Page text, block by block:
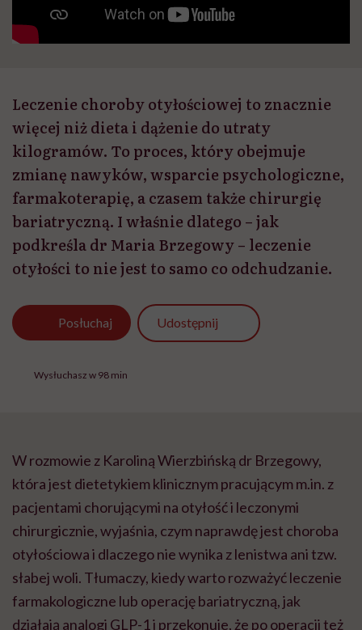
Leczenie choroby otyłościowej to znacznie
więcej niż dieta i dążenie do utraty
kilogramów. To proces, który obejmuje
zmianę nawyków, wsparcie psychologiczne,
farmakoterapię, a czasem także chirurgię
bariatryczną. I właśnie dlatego – jak
podkreśla dr Maria Brzegowy – leczenie
otyłości to nie jest to samo co odchudzanie.
Posłuchaj Udostępnij
Wysłuchasz w 98 min
W rozmowie z Karoliną Wierzbińską dr Brzegowy,
która jest dietetykiem klinicznym pracującym m.in. z
pacjentami chorującymi na otyłość i leczonymi
chirurgicznie, wyjaśnia, czym naprawdę jest choroba
otyłościowa i dlaczego nie wynika z lenistwa ani tzw.
słabej woli. Tłumaczy, kiedy warto rozważyć leczenie
farmakologiczne lub operację bariatryczną, jak
działają analogi GLP-1 i przekonuje, że po operacji też